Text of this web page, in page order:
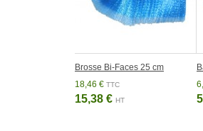
Brosse Bi-Faces 25 cm
18,46 € TTC
15,38 € HT